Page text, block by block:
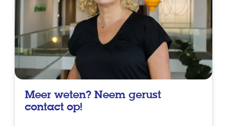
Meer weten? Neem gerust
contact op!